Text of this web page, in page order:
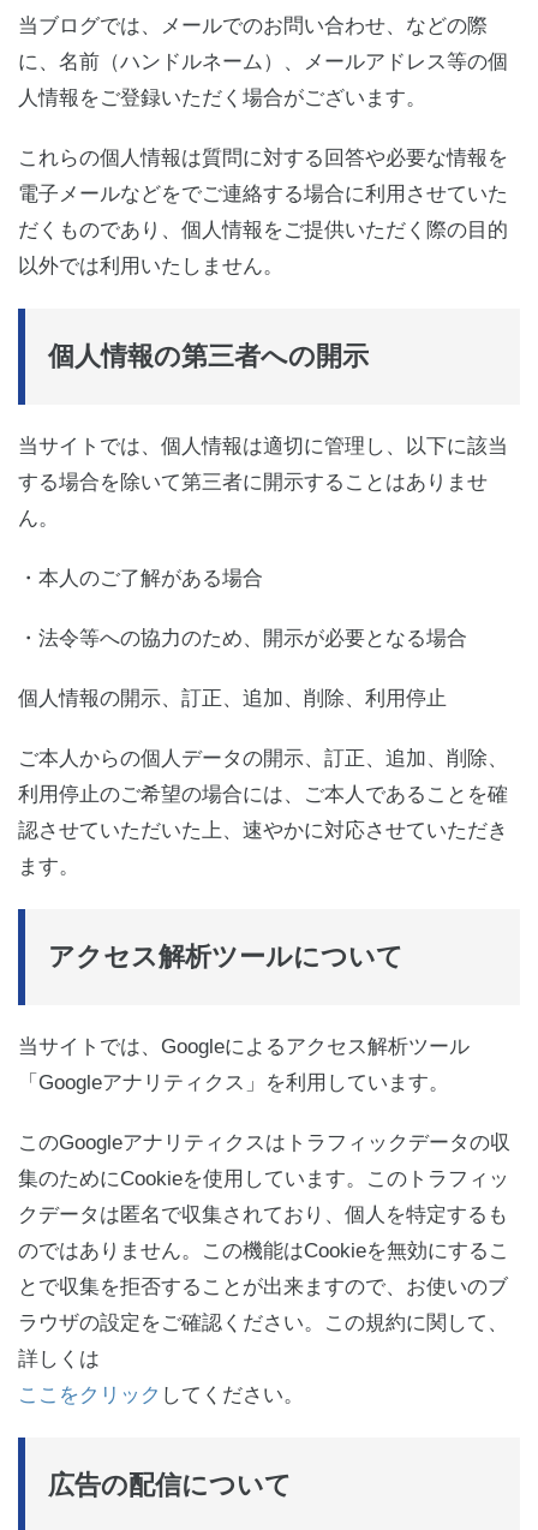
当ブログでは、メールでのお問い合わせ、などの際
に、名前（ハンドルネーム）、メールアドレス等の個
人情報をご登録いただく場合がございます。
これらの個人情報は質問に対する回答や必要な情報を
電子メールなどをでご連絡する場合に利用させていた
だくものであり、個人情報をご提供いただく際の目的
以外では利用いたしません。
個人情報の第三者への開示
当サイトでは、個人情報は適切に管理し、以下に該当
する場合を除いて第三者に開示することはありませ
ん。
・本人のご了解がある場合
・法令等への協力のため、開示が必要となる場合
個人情報の開示、訂正、追加、削除、利用停止
ご本人からの個人データの開示、訂正、追加、削除、
利用停止のご希望の場合には、ご本人であることを確
認させていただいた上、速やかに対応させていただき
ます。
アクセス解析ツールについて
当サイトでは、Googleによるアクセス解析ツール
「Googleアナリティクス」を利用しています。
このGoogleアナリティクスはトラフィックデータの収
集のためにCookieを使用しています。このトラフィッ
クデータは匿名で収集されており、個人を特定するも
のではありません。この機能はCookieを無効にするこ
とで収集を拒否することが出来ますので、お使いのブ
ラウザの設定をご確認ください。この規約に関して、
詳しくは
ここをクリック してください。
広告の配信について